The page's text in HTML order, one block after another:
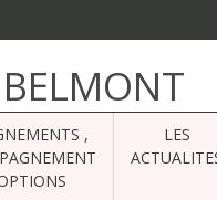
BELMONT
,
LES